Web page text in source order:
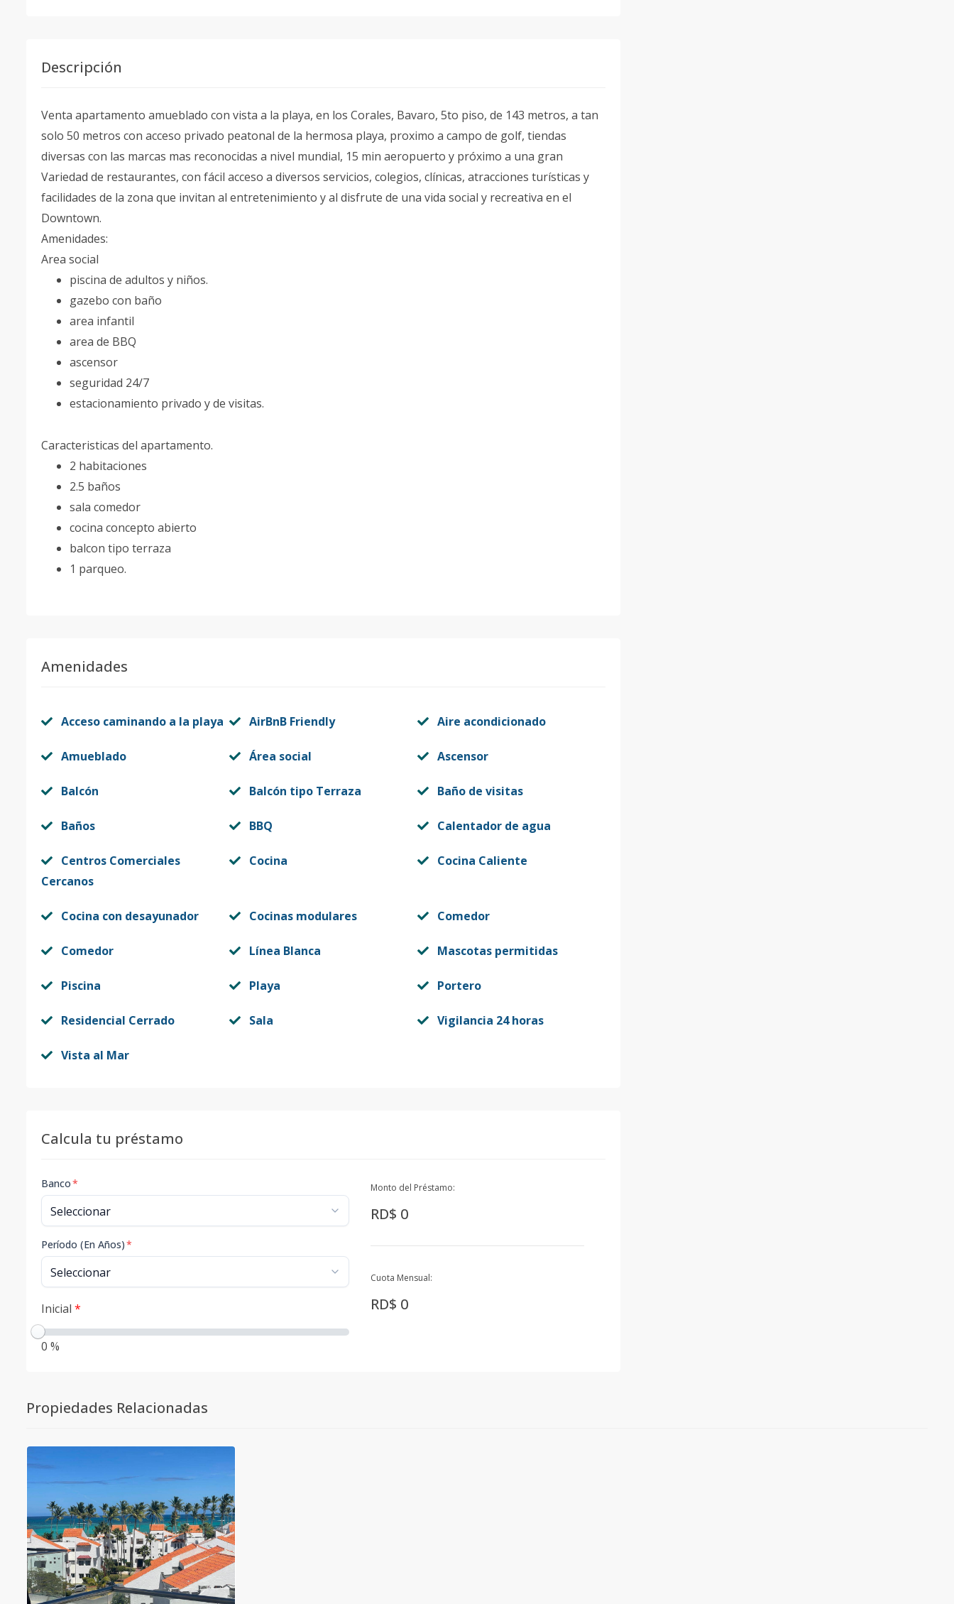
Descripción
Venta apartamento amueblado con vista a la playa, en los Corales, Bavaro, 5to piso, de 143 metros, a tan
solo 50 metros con acceso privado peatonal de la hermosa playa, proximo a campo de golf, tiendas
diversas con las marcas mas reconocidas a nivel mundial, 15 min aeropuerto y próximo a una gran
Variedad de restaurantes, con fácil acceso a diversos servicios, colegios, clínicas, atracciones turísticas y
facilidades de la zona que invitan al entretenimiento y al disfrute de una vida social y recreativa en el
Downtown.
Amenidades:
Area social
piscina de adultos y niños.
gazebo con baño
area infantil
area de BBQ
ascensor
seguridad 24/7
estacionamiento privado y de visitas.
Caracteristicas del apartamento.
2 habitaciones
2.5 baños
sala comedor
cocina concepto abierto
balcon tipo terraza
1 parqueo.
Amenidades
Acceso caminando a la playa AirBnB Friendly Aire acondicionado
Amueblado Área social Ascensor
Balcón Balcón tipo Terraza Baño de visitas
Baños BBQ Calentador de agua
Centros Comerciales
Cercanos
Cocina Cocina Caliente
Cocina con desayunador Cocinas modulares Comedor
Comedor Línea Blanca Mascotas permitidas
Piscina Playa Portero
Residencial Cerrado Sala Vigilancia 24 horas
Vista al Mar
Calcula tu préstamo
Banco*
Período (En Años)*
Inicial *
0 %
Monto del Préstamo:
RD$ 0
Cuota Mensual:
RD$ 0
Propiedades Relacionadas